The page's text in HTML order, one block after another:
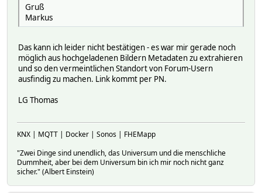
Gruß
Markus
Das kann ich leider nicht bestätigen - es war mir gerade noch
möglich aus hochgeladenen Bildern Metadaten zu extrahieren
und so den vermeintlichen Standort von Forum-Usern
ausfindig zu machen. Link kommt per PN.
LG Thomas
KNX | MQTT | Docker | Sonos | FHEMapp
"Zwei Dinge sind unendlich, das Universum und die menschliche
Dummheit, aber bei dem Universum bin ich mir noch nicht ganz
sicher." (Albert Einstein)